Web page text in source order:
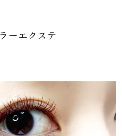
エクステ